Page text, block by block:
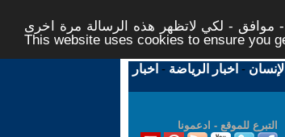
موافق - لكي لاتظهر هذه الرسالة مرة اخرى -
This website uses cookies to ensure you
- اخبار الرياضة - اخبار
التبرع للموقع - ادعمونا